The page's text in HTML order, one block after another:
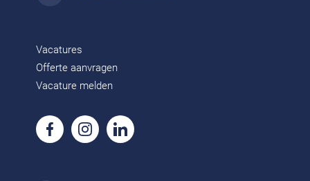
Vacatures
Offerte aanvragen
Vacature melden